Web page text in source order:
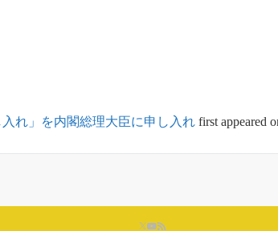
れ」を内閣総理大臣に申し入れ first appeared